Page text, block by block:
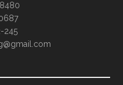
245